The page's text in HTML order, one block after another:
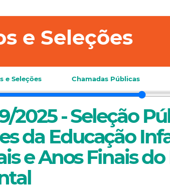
e Seleções
e Seleções Chamadas Públicas
2025 - Seleção
da Educação
e Anos Finais